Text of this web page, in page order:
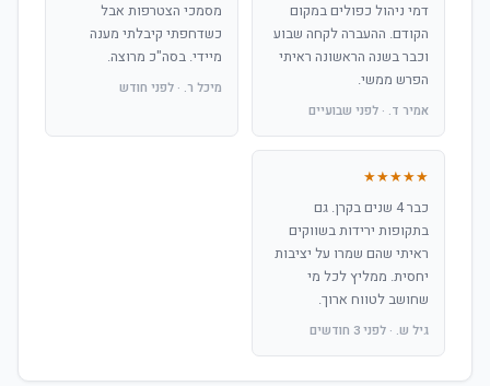
דמי ניהול כפולים במקום
הקודם. ההעברה לקחה שבוע
וכבר בשנה הראשונה ראיתי
הפרש ממשי.
אמיר ד. · לפני שבועיים
מסמכי הצטרפות אבל
כשדחפתי קיבלתי מענה
מיידי. בסה"כ מרוצה.
מיכל ר. · לפני חודש
★★★★★
כבר 4 שנים בקרן. גם
בתקופות ירידות בשווקים
ראיתי שהם שמרו על יציבות
יחסית. ממליץ לכל מי
שחושב לטווח ארוך.
גיל ש. · לפני 3 חודשים